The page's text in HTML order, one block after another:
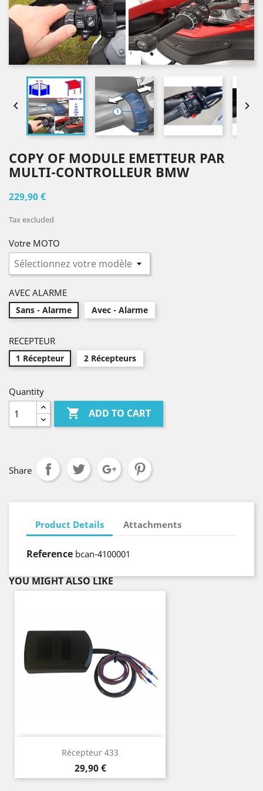
 
COPY OF MODULE EMETTEUR PAR
MULTI-CONTROLLEUR BMW
229,90 €
Tax excluded
Votre MOTO
AVEC ALARME
Sans - Alarme Avec - Alarme
RECEPTEUR
1 Récepteur 2 Récepteurs
Quantity
 ADD TO CART
Share
Product Details Attachments
Reference bcan-4100001
YOU MIGHT ALSO LIKE
Récepteur 433
Price
29,90 €